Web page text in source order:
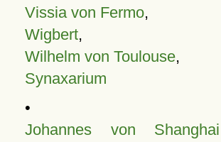
Vissia von Fermo,
Wigbert,
Wilhelm von Toulouse,
Synaxarium
•
Johannes von